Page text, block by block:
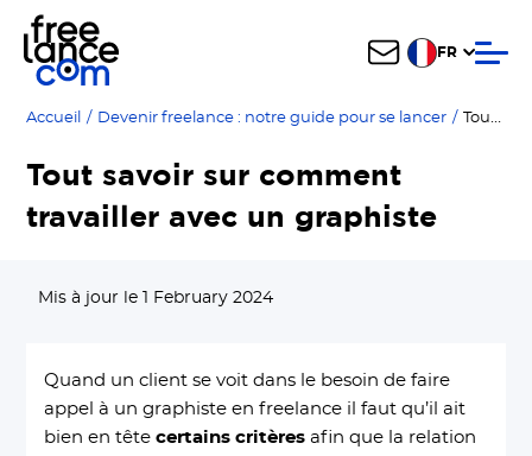
FR
Accueil / Devenir freelance : notre guide pour se lancer / Tout savoir sur comment travailler avec un graphiste
Tout savoir sur comment
travailler avec un graphiste
Mis à jour le 1 February 2024
Quand un client se voit dans le besoin de faire
appel à un graphiste en freelance il faut qu’il ait
bien en tête certains critères afin que la relation